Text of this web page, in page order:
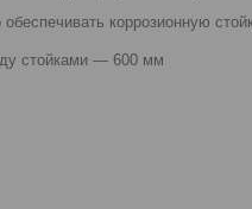
коррозионную
стойками — 600 мм